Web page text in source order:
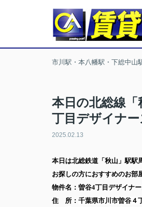
市川駅・本八幡駅・下総中
本日の北総線
丁目デザイナー
2025.02.13
本日は北総鉄道「秋山」駅駅
お探しの方におすすめのお部
物件名：曽谷4丁目デザイナ
住 所： 千葉県市川市曽谷４